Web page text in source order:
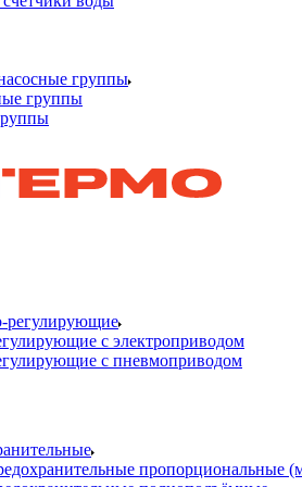
группы
группы
регулирующие
с электроприводом
с пневмоприводом
пропорциональные